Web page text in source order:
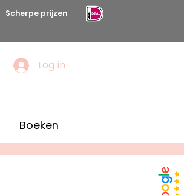
Scherpe prijzen
Log in
Boeken